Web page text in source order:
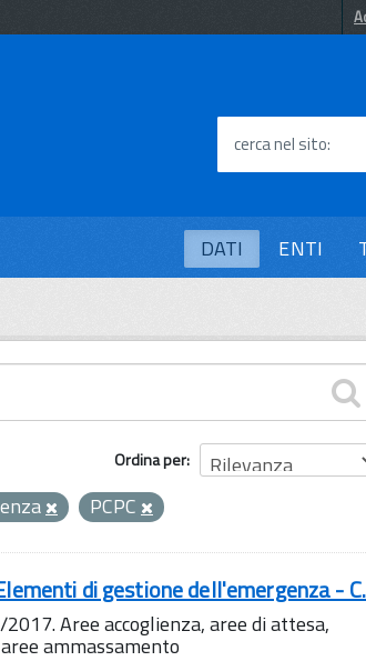
cerca nel sito
DATI ENTI
Ordina per
PCPC
di gestione dell'emergenza -
Aree accoglienza, aree di attesa,
ammassamento